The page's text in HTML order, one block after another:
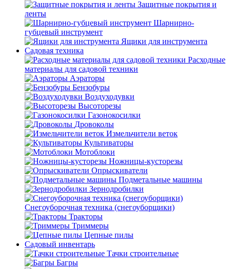
Защитные покрытия и
ленты
Шарнирно-
губцевый инструмент
Ящики для инструмента
Садовая техника
Расходные
материалы для садовой техники
Аэраторы
Бензобуры
Воздуходувки
Высоторезы
Газонокосилки
Дровоколы
Измельчители веток
Культиваторы
Мотоблоки
Ножницы-кусторезы
Опрыскиватели
Подметальные машины
Зернодробилки
Снегоуборочная техника (снегоуборщики)
Тракторы
Триммеры
Цепные пилы
Садовый инвентарь
Тачки строительные
Багры